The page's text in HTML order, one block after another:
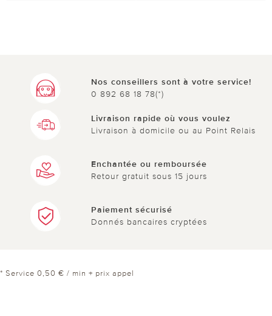
Nos conseillers sont à votre service!
0 892 68 18 78(*)
Livraison rapide où vous voulez
Livraison à domicile ou au Point Relais
Enchantée ou remboursée
Retour gratuit sous 15 jours
Paiement sécurisé
Donnés bancaires cryptées
* Service 0,50 € / min + prix appel